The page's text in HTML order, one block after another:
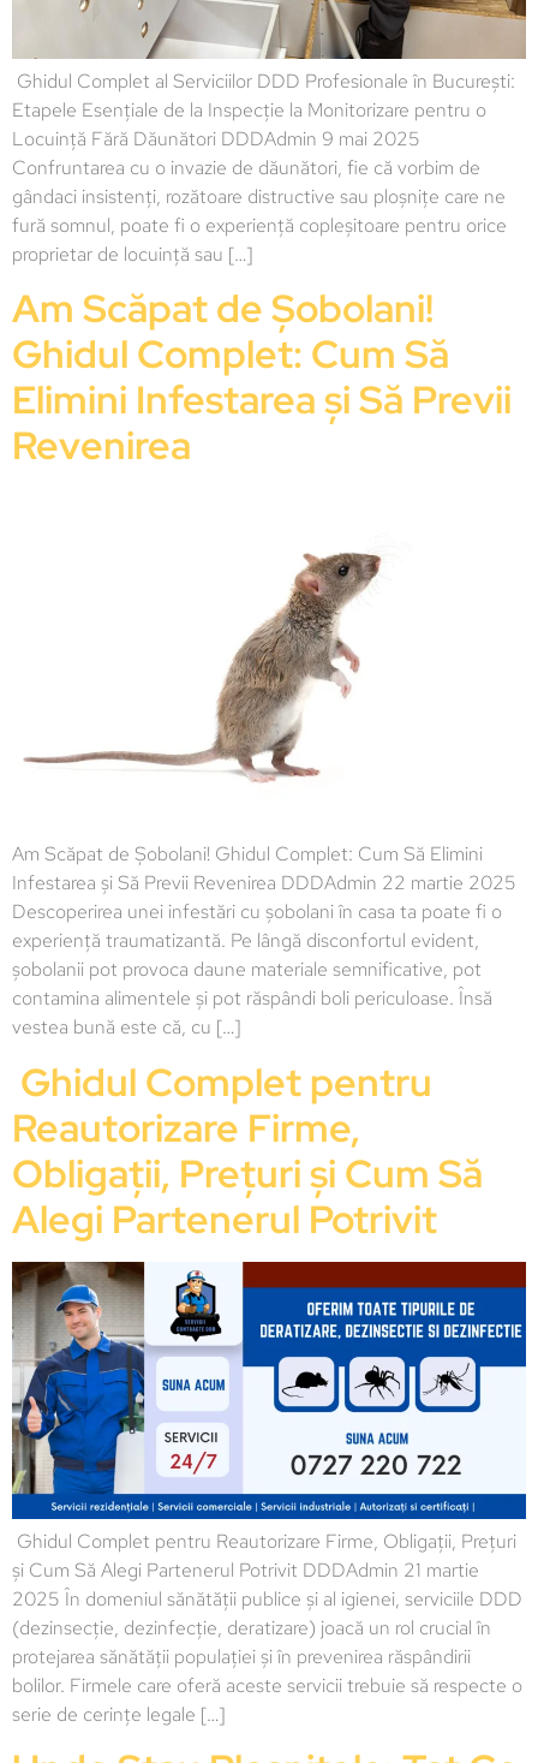
Ghidul Complet al Serviciilor DDD Profesionale în București:
Etapele Esențiale de la Inspecție la Monitorizare pentru o
Locuință Fără Dăunători DDDAdmin 9 mai 2025
Confruntarea cu o invazie de dăunători, fie că vorbim de
gândaci insistenți, rozătoare distructive sau ploșnițe care ne
fură somnul, poate fi o experiență copleșitoare pentru orice
proprietar de locuință sau […]
Am Scăpat de Șobolani!
Ghidul Complet: Cum Să
Elimini Infestarea și Să Previi
Revenirea
Am Scăpat de Șobolani! Ghidul Complet: Cum Să Elimini
Infestarea și Să Previi Revenirea DDDAdmin 22 martie 2025
Descoperirea unei infestări cu șobolani în casa ta poate fi o
experiență traumatizantă. Pe lângă disconfortul evident,
șobolanii pot provoca daune materiale semnificative, pot
contamina alimentele și pot răspândi boli periculoase. Însă
vestea bună este că, cu […]
Ghidul Complet pentru
Reautorizare Firme,
Obligații, Prețuri și Cum Să
Alegi Partenerul Potrivit
Ghidul Complet pentru Reautorizare Firme, Obligații, Prețuri
și Cum Să Alegi Partenerul Potrivit DDDAdmin 21 martie
2025 În domeniul sănătății publice și al igienei, serviciile DDD
(dezinsecție, dezinfecție, deratizare) joacă un rol crucial în
protejarea sănătății populației și în prevenirea răspândirii
bolilor. Firmele care oferă aceste servicii trebuie să respecte o
serie de cerințe legale […]